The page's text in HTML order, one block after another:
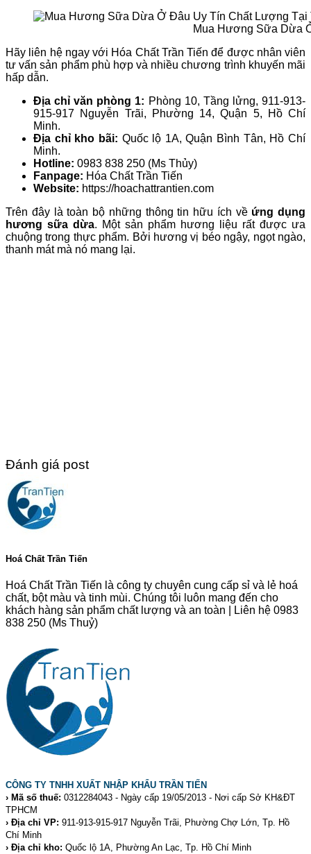
Mua Hương Sữa Dừa
Hãy liên hệ ngay với Hóa Chất Trần Tiến để được nhân viên
tư vấn sản phẩm phù hợp và nhiều chương trình khuyến mãi
hấp dẫn.
Địa chỉ văn phòng 1: Phòng 10, Tầng lửng, 911-913-
915-917 Nguyễn Trãi, Phường 14, Quận 5, Hồ Chí
Minh.
Địa chỉ kho bãi: Quốc lộ 1A, Quận Bình Tân, Hồ Chí
Minh.
Hotline: 0983 838 250 (Ms Thủy)
Fanpage: Hóa Chất Trần Tiến
Website: https://hoachattrantien.com
Trên đây là toàn bộ những thông tin hữu ích về ứng dụng
hương sữa dừa. Một sản phẩm hương liệu rất được ưa
chuộng trong thực phẩm. Bởi hương vị béo ngậy, ngọt ngào,
thanh mát mà nó mang lại.
Đánh giá post
Hoá Chất Trần Tiến
Hoá Chất Trần Tiến là công ty chuyên cung cấp sỉ và lẻ hoá
chất, bột màu và tinh mùi. Chúng tôi luôn mang đến cho
khách hàng sản phẩm chất lượng và an toàn | Liên hệ 0983
838 250 (Ms Thuỷ)
CÔNG TY TNHH XUẤT NHẬP KHẨU TRẦN TIẾN
› Mã số thuế: 0312284043 - Ngày cấp 19/05/2013 - Nơi cấp Sở KH&ĐT
TPHCM
› Địa chỉ VP: 911-913-915-917 Nguyễn Trãi, Phường Chợ Lớn, Tp. Hồ
Chí Minh
› Địa chỉ kho: Quốc lộ 1A, Phường An Lạc, Tp. Hồ Chí Minh